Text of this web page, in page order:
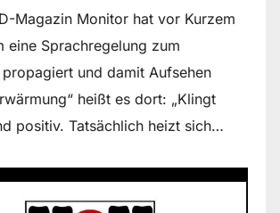
Magazin Monitor hat vor Kurzem
eine Sprachregelung zum
und damit Aufsehen
heißt es dort: „Klingt
positiv. Tatsächlich heizt sich…